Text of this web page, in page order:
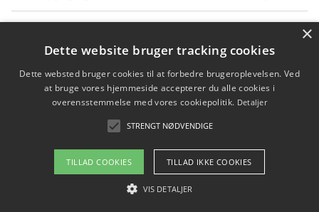
Hvordan gadgets til hjemmet kan reducere CO2-udslip
Copyright 2026 - Pilanto Aps
Om / kontakt
Blog Betingelser
×
Dette website bruger tracking cookies
Dette websted bruger cookies til at forbedre brugeroplevelsen. Ved
at bruge vores hjemmeside accepterer du alle cookies i
overensstemmelse med vores cookiepolitik. Detaljer
STRENGT NØDVENDIGE
TILLAD COOKIES TILLAD IKKE COOKIES
VIS DETALJER